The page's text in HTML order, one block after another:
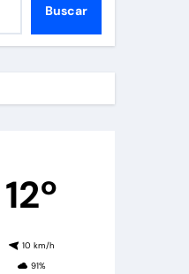
Buscar
12º
10 km/h
91%